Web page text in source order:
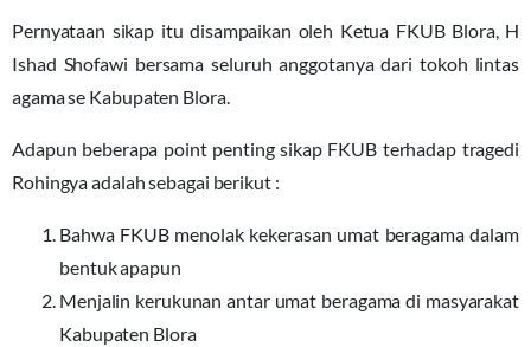
Pernyataan sikap itu disampaikan oleh Ketua FKUB Blora, H
Ishad Shofawi bersama seluruh anggotanya dari tokoh lintas
agama se Kabupaten Blora.
Adapun beberapa point penting sikap FKUB terhadap tragedi
Rohingya adalah sebagai berikut :
Bahwa FKUB menolak kekerasan umat beragama dalam
bentuk apapun
Menjalin kerukunan antar umat beragama di masyarakat
Kabupaten Blora